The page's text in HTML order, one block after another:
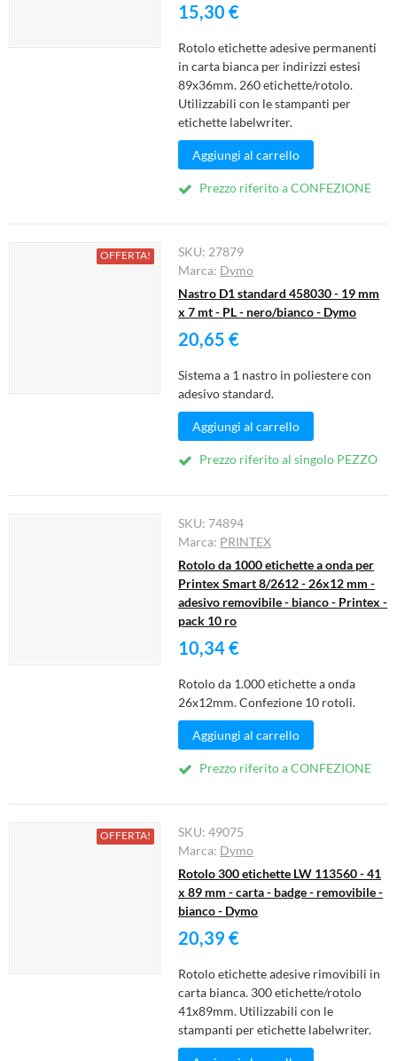
15,30 €
Rotolo etichette adesive permanenti
in carta bianca per indirizzi estesi
89x36mm. 260 etichette/rotolo.
Utilizzabili con le stampanti per
etichette labelwriter.
Aggiungi al carrello
Prezzo riferito a CONFEZIONE
OFFERTA! SKU: 27879
Marca: Dymo
Nastro D1 standard 458030 - 19 mm
x 7 mt - PL - nero/bianco - Dymo
20,65 €
Sistema a 1 nastro in poliestere con
adesivo standard.
Aggiungi al carrello
Prezzo riferito al singolo PEZZO
SKU: 74894
Marca: PRINTEX
Rotolo da 1000 etichette a onda per
Printex Smart 8/2612 - 26x12 mm -
adesivo removibile - bianco - Printex -
pack 10 ro
10,34 €
Rotolo da 1.000 etichette a onda
26x12mm. Confezione 10 rotoli.
Aggiungi al carrello
Prezzo riferito a CONFEZIONE
OFFERTA! SKU:49075
Marca: Dymo
Rotolo 300 etichette LW 113560 - 41
x 89 mm - carta - badge - removibile -
bianco - Dymo
20,39 €
Rotolo etichette adesive rimovibili in
carta bianca. 300 etichette/rotolo
41x89mm. Utilizzabili con le
stampanti per etichette labelwriter.